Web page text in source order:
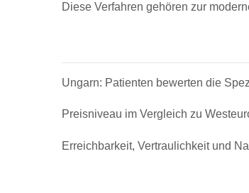
Diese Verfahren gehören zur
Ungarn: Patienten bewerten die
Preisniveau im Vergleich zu
Erreichbarkeit, Vertraulichkeit und